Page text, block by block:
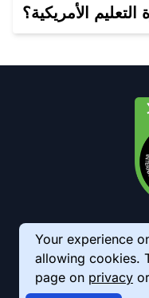
التعليم الأمريكية؟
Your experience
allowing cookies.
page on privacy or
© 2026